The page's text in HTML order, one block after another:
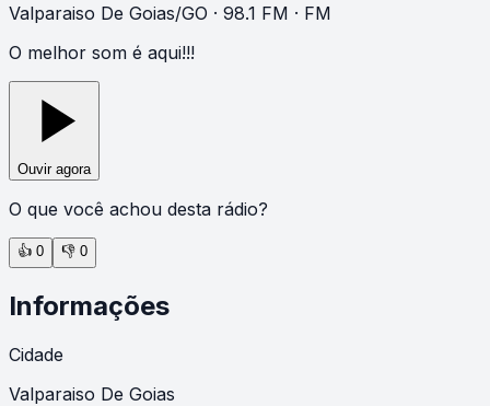
Valparaiso De Goias/GO · 98.1 FM · FM
O melhor som é aqui!!!
Ouvir agora
O que você achou desta rádio?
👍 0 👎 0
Informações
Cidade
Valparaiso De Goias